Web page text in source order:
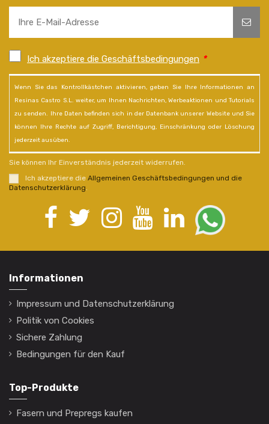
Ich akzeptiere die Geschäftsbedingungen *
Wenn Sie das Kontrollkästchen aktivieren, geben Sie Ihre Informationen an
Resinas Castro S.L. weiter, um Ihnen Nachrichten, Werbeaktionen und Tutorials
zu senden. Ihre Daten befinden sich in der Datenbank unserer Website und Sie
können Ihre Rechte auf Zugriff, Berichtigung, Einschränkung oder Löschung
jederzeit ausüben.
Sie können Ihr Einverständnis jederzeit widerrufen.
Ich akzeptiere die Allgemeinen Geschäftsbedingungen und die
Datenschutzerklärung
Informationen
Impressum und Datenschutzerklärung
Politik von Cookies
Sichere Zahlung
Bedingungen für den Kauf
Top-Produkte
Fasern und Prepregs kaufen